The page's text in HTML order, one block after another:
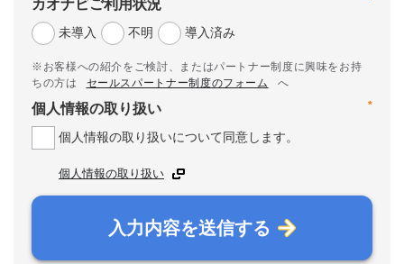
カオナビご利用状況
未導入
不明 導入済み
※お客様への紹介をご検討、またはパートナー制度に興味をお持
ちの方は
セールスパートナー制度のフォーム
へ
*
個人情報の取り扱い
個人情報の取り扱いについて同意します。
個人情報の取り扱い
入力内容を送信する